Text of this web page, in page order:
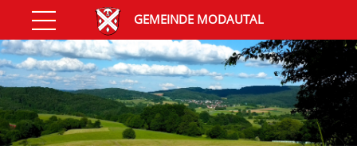
GEMEINDE MODAUTAL